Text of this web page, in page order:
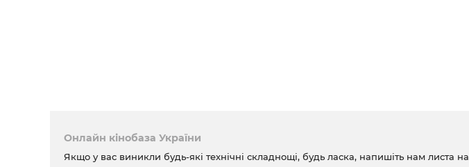
Онлайн кінобаза України
Якщо у вас виникли будь-які технічні складнощі, будь ласка, напишіть нам листа на